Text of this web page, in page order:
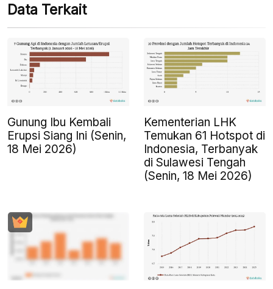
Data Terkait
Gunung Ibu Kembali
Erupsi Siang Ini (Senin,
18 Mei 2026)
Kementerian LHK
Temukan 61 Hotspot di
Indonesia, Terbanyak
di Sulawesi Tengah
(Senin, 18 Mei 2026)